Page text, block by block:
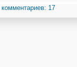
комментариев: 17